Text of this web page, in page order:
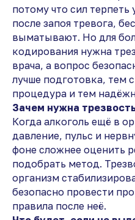
потому что сил терпеть
после запоя тревога,
выматывают. Но для
кодирования нужна
врача, а вопрос
лучше подготовка, тем
процедура и тем
Зачем нужна
Когда алкоголь ещё в
давление, пульс и
фоне сложнее оценить
подобрать метод.
организм
безопасно провести
правила после неё.